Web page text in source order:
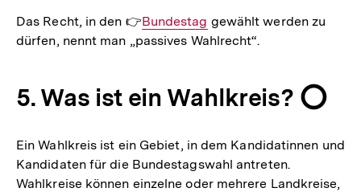
Das Recht, in den 👉Interner
Link:
Bundestag gewählt werden zu
dürfen, nennt man „passives Wahlrecht“.
5. Was ist ein Wahlkreis? ⭕
Ein Wahlkreis ist ein Gebiet, in dem Kandidatinnen und
Kandidaten für die Bundestagswahl antreten.
Wahlkreise können einzelne oder mehrere Landkreise,